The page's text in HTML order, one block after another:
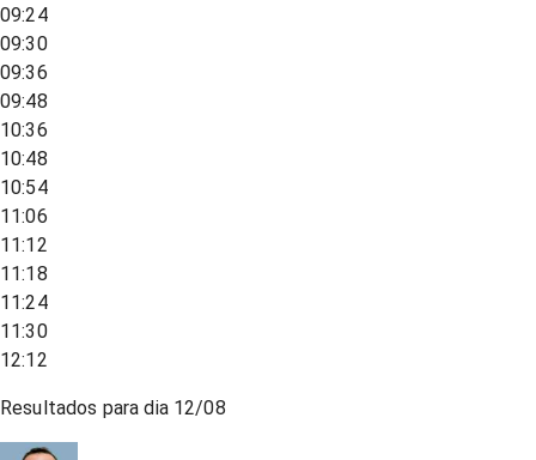
09:24
09:30
09:36
09:48
10:36
10:48
10:54
11:06
11:12
11:18
11:24
11:30
12:12
Resultados para dia 12/08